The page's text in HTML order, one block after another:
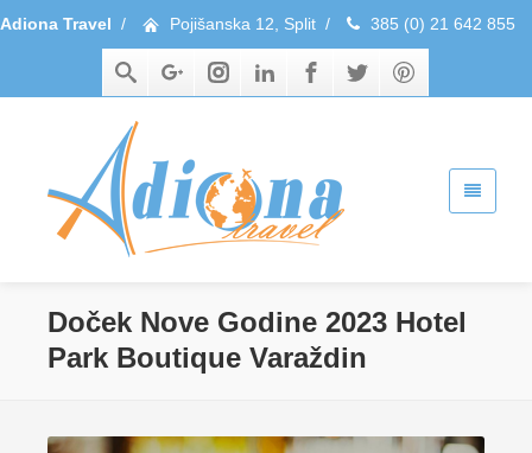
Adiona Travel / Pojišanska 12, Split / 385 (0) 21 642 855
Doček Nove Godine 2023 Hotel
Park Boutique Varaždin